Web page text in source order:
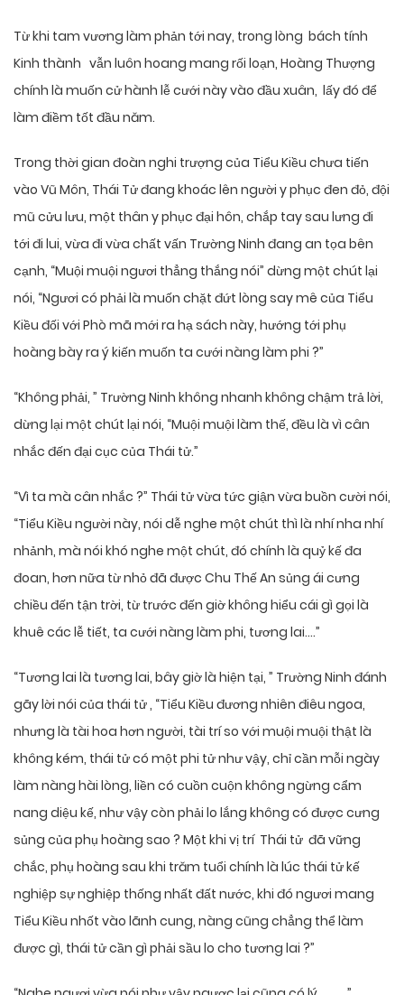
Từ khi tam vương làm phản tới nay, trong lòng bách tính
Kinh thành vẫn luôn hoang mang rối loạn, Hoàng Thượng
chính là muốn cử hành lễ cưới này vào đầu xuân, lấy đó để
làm điềm tốt đầu năm.
Trong thời gian đoàn nghi trượng của Tiểu Kiều chưa tiến
vào Vũ Môn, Thái Tử đang khoác lên người y phục đen đỏ, đội
mũ cửu lưu, một thân y phục đại hôn, chắp tay sau lưng đi
tới đi lui, vừa đi vừa chất vấn Trường Ninh đang an tọa bên
cạnh, “Muội muội ngươi thẳng thắng nói” dừng một chút lại
nói, “Ngươi có phải là muốn chặt đứt lòng say mê của Tiểu
Kiều đối với Phò mã mới ra hạ sách này, hướng tới phụ
hoàng bày ra ý kiến muốn ta cưới nàng làm phi ?”
“Không phải, ” Trường Ninh không nhanh không chậm trả lời,
dừng lại một chút lại nói, “Muội muội làm thế, đều là vì cân
nhắc đến đại cục của Thái tử.”
“Vì ta mà cân nhắc ?” Thái tử vừa tức giận vừa buồn cười nói,
“Tiểu Kiều người này, nói dễ nghe một chút thì là nhí nha nhí
nhảnh, mà nói khó nghe một chút, đó chính là quỷ kế đa
đoan, hơn nữa từ nhỏ đã được Chu Thế An sủng ái cưng
chiều đến tận trời, từ trước đến giờ không hiểu cái gì gọi là
khuê các lễ tiết, ta cưới nàng làm phi, tương lai….”
“Tương lai là tương lai, bây giờ là hiện tại, ” Trường Ninh đánh
gãy lời nói của thái tử , “Tiểu Kiều đương nhiên điêu ngoa,
nhưng là tài hoa hơn người, tài trí so với muội muội thật là
không kém, thái tử có một phi tử như vậy, chỉ cần mỗi ngày
làm nàng hài lòng, liền có cuồn cuộn không ngừng cẩm
nang diệu kế, như vậy còn phải lo lắng không có được cưng
sủng của phụ hoàng sao ? Một khi vị trí Thái tử đã vững
chắc, phụ hoàng sau khi trăm tuổi chính là lúc thái tử kế
nghiệp sự nghiệp thống nhất đất nước, khi đó ngươi mang
Tiểu Kiều nhốt vào lãnh cung, nàng cũng chẳng thể làm
được gì, thái tử cần gì phải sầu lo cho tương lai ?”